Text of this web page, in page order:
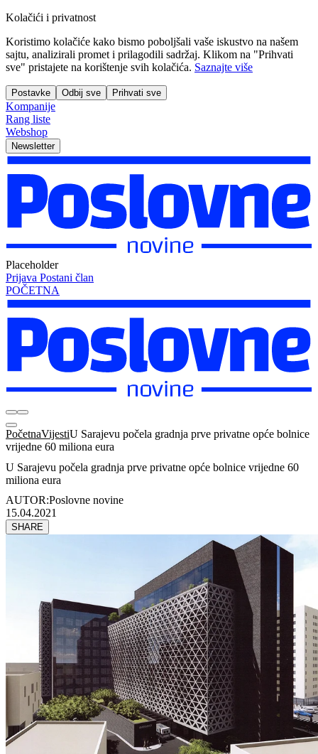
Kolačići i privatnost
Koristimo kolačiće kako bismo poboljšali vaše iskustvo na našem
sajtu, analizirali promet i prilagodili sadržaj. Klikom na "Prihvati
sve" pristajete na korištenje svih kolačića. Saznajte više
Postavke Odbij sve Prihvati sve
Kompanije
Rang liste
Webshop
Newsletter
Placeholder
Prijava Postani član
POČETNA
PočetnaVijestiU Sarajevu počela gradnja prve privatne opće bolnice
vrijedne 60 miliona eura
U Sarajevu počela gradnja prve privatne opće bolnice vrijedne 60
miliona eura
AUTOR:Poslovne novine
15.04.2021
SHARE